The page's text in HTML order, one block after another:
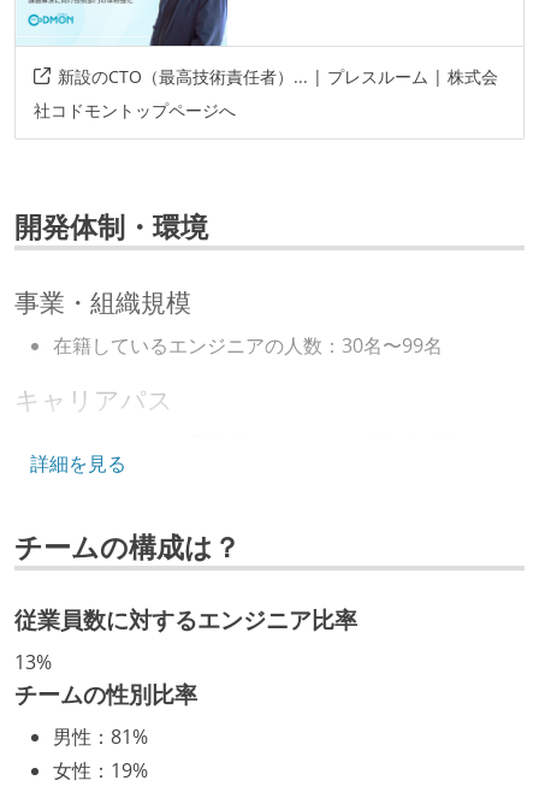
新設のCTO（最高技術責任者）... | プレスルーム | 株式会
社コドモントップページへ
開発体制・環境
事業・組織規模
在籍しているエンジニアの人数：30名〜99名
キャリアパス
いる
ついて話す場が設けられている
年収800万円以上のエンジニアに、マネジメントの役
割を持たない人がいる
技術カルチャー
CTO またはそれに準じる、技術やワークフローの標準
化を行う役割の人・部門が存在する
取締役（社内）または執行役員として、エンジニアリ
詳細を見る
チームの構成は？
従業員数に対するエンジニア比率
13%
チームの性別比率
男性 ： 81%
女性 ： 19%